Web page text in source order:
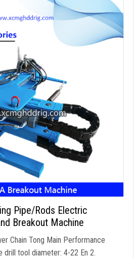
Pipe/Rods Electric
Breakout Machine
Chain Tong Main Performance
drill tool diameter: 4-22 En 2.